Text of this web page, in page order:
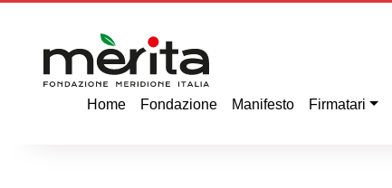
Home Fondazione Manifesto Firmatari